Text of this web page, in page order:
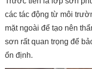
các tác động từ môi
mặt ngoài để tạo nên
sơn rất quan trọng để
ổn định.